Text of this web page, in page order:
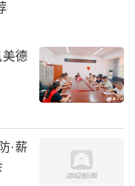
德
·薪